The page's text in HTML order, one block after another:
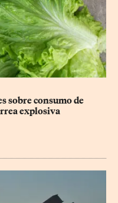
sobre consumo de
explosiva